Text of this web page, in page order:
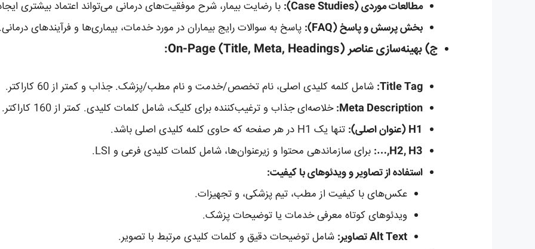
مطالعات موردی (Case Studies):
با رضایت بیمار، شرح موفقیت‌های درمانی می‌تواند اعتماد بیشتری
بخش پرسش و پاسخ (FAQ):
پاسخ به سوالات رایج بیماران در مورد خدمات، بیماری‌ها و فرآیندهای درمانی.
ج) بهینه‌سازی عناصر On-Page (Title, Meta, Headings):
Title Tag: شامل کلمه کلیدی اصلی، نام تخصص/خدمت و نام مطب/پزشک. جذاب و کمتر از 60 کاراکتر.
Meta Description: خلاصه‌ای جذاب و ترغیب‌کننده برای کلیک، شامل کلمات کلیدی. کمتر از 160 کاراکتر.
H1 (عنوان اصلی):
تنها یک H1 در هر صفحه که حاوی کلمه کلیدی اصلی باشد.
H2, H3,…:
برای سازماندهی محتوا و زیرعنوان‌ها، شامل کلمات کلیدی فرعی و LSI.
استفاده از تصاویر و ویدئوهای با کیفیت:
عکس‌های با کیفیت از مطب، تیم پزشکی، و تجهیزات.
ویدئوهای کوتاه معرفی خدمات یا توضیحات پزشک.
Alt Text تصاویر:
شامل توضیحات دقیق و کلمات کلیدی مرتبط با تصویر.